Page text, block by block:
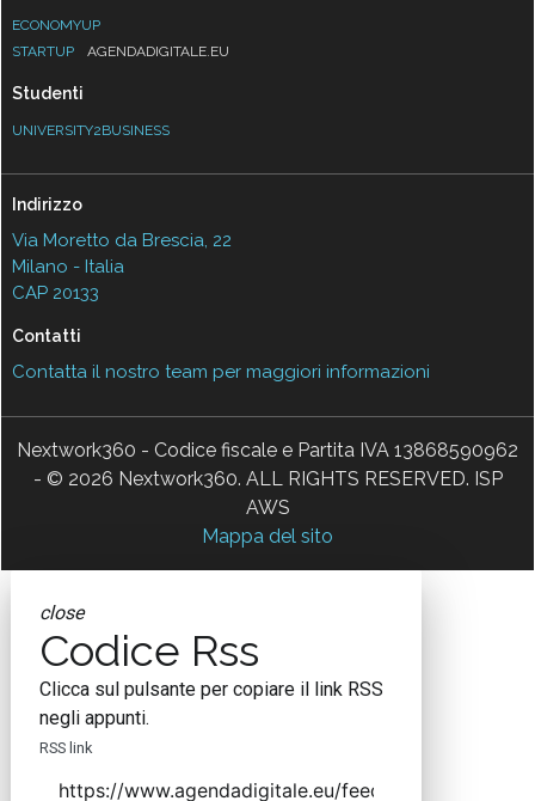
ECONOMYUP
STARTUP
AGENDADIGITALE.EU
Studenti
UNIVERSITY2BUSINESS
Indirizzo
Via Moretto da Brescia, 22
Milano - Italia
CAP 20133
Contatti
Contatta il nostro team per maggiori informazioni
Nextwork360 - Codice fiscale e Partita IVA 13868590962
- © 2026 Nextwork360. ALL RIGHTS RESERVED. ISP
AWS
Mappa del sito
close
Codice Rss
Clicca sul pulsante per copiare il link RSS
negli appunti.
RSS link